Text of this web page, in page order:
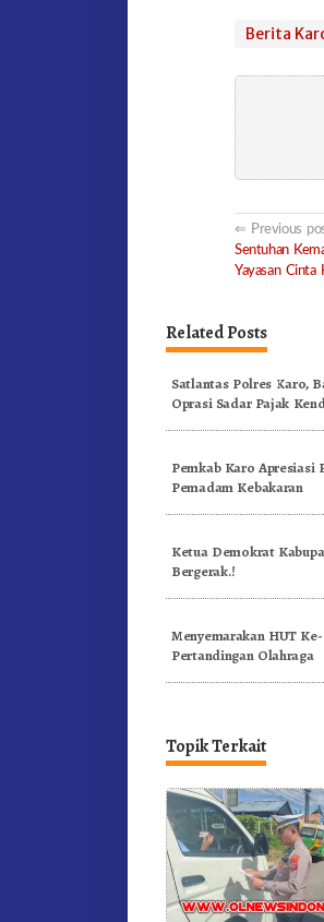
Berita
Post
Previous
Sentuhan
Yayasan Cinta
Related Posts
Satlantas Polres Karo,
Oprasi Sadar Pajak
Pemkab Karo Apresiasi
Pemadam Kebakaran
Ketua Demokrat
Bergerak.!
Menyemarakan HUT
Pertandingan Olahraga
Topik Terkait